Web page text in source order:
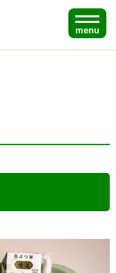
menu